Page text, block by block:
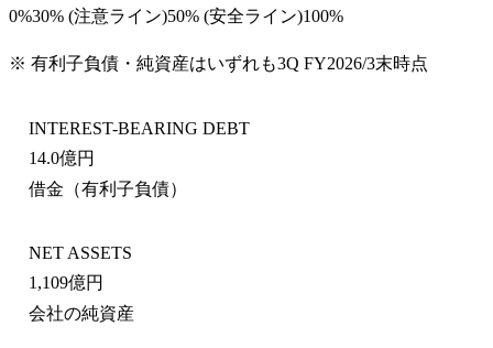
0%30% (注意ライン)50% (安全ライン)100%
※ 有利子負債・純資産はいずれも3Q FY2026/3末時点
INTEREST-BEARING DEBT
14.0億円
借金（有利子負債）
NET ASSETS
1,109億円
会社の純資産